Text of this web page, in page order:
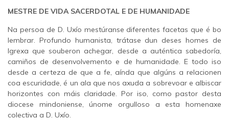
MESTRE DE VIDA SACERDOTAL E DE HUMANIDADE
Na persoa de D. Uxío mestúranse diferentes facetas que é bo
lembrar. Profundo humanista, trátase dun deses homes de
Igrexa que souberon achegar, desde a auténtica sabedoría,
camiños de desenvolvemento e de humanidade. E todo iso
desde a certeza de que a fe, aínda que algúns a relacionen
coa escuridade, é un ala que nos axuda a sobrevoar e albiscar
horizontes con máis claridade. Por iso, como pastor desta
diocese mindoniense, únome orgulloso a esta homenaxe
colectiva a D. Uxío.